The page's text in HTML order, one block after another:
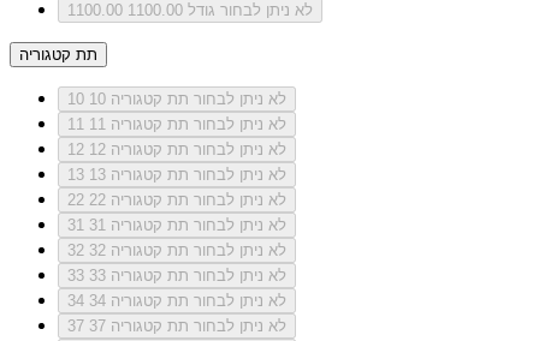
1100.00 לא ניתן לבחור גודל 1100.00
תת קטגוריה
10
לא ניתן לבחור תת קטגוריה 10
11
לא ניתן לבחור תת קטגוריה 11
12
לא ניתן לבחור תת קטגוריה 12
13
לא ניתן לבחור תת קטגוריה 13
22
לא ניתן לבחור תת קטגוריה 22
31
לא ניתן לבחור תת קטגוריה 31
32
לא ניתן לבחור תת קטגוריה 32
33
לא ניתן לבחור תת קטגוריה 33
34
לא ניתן לבחור תת קטגוריה 34
37
לא ניתן לבחור תת קטגוריה 37